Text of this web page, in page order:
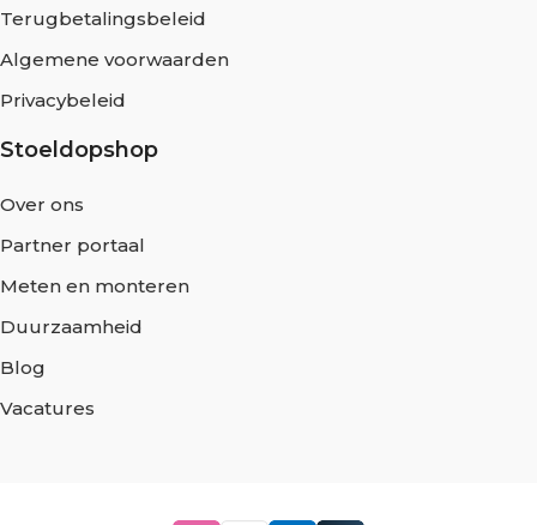
Terugbetalingsbeleid
Algemene voorwaarden
Privacybeleid
Stoeldopshop
Over ons
Partner portaal
Meten en monteren
Duurzaamheid
Blog
Vacatures